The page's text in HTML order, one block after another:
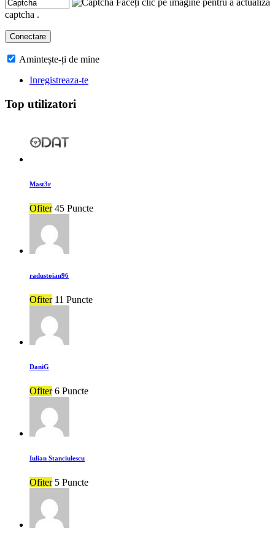
Faceți clic pe imagine pentru a actualiza
captcha .
Amintește-ți de mine
Inregistreaza-te
Top utilizatori
Mast3r
Ofiter 45 Puncte
radustoian96
Ofiter 11 Puncte
DaniG
Ofiter 6 Puncte
Iulian Stanciulescu
Ofiter 5 Puncte